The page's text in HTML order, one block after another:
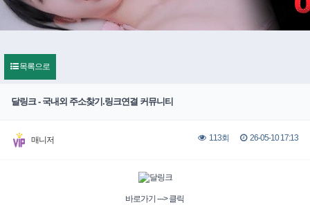
목록으로
달링크 - 국내외 주소찾기.링크연결 커뮤니티
매니저 113회 26-05-10 17:13
바로가기 ---> 클릭